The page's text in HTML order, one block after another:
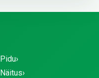
Pidu
Näitus